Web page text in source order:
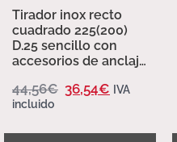
Tirador inox recto
cuadrado 225(200)
D.25 sencillo con
accesorios de anclaje
44,56€ 36,54€ IVA
incluido